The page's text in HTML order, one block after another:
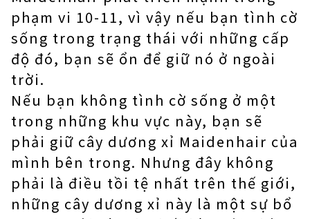
phạm vi 10-11, vì vậy nếu bạn tình cờ
sống trong trạng thái với những cấp
độ đó, bạn sẽ ổn để giữ nó ở ngoài
trời.
Nếu bạn không tình cờ sống ở một
trong những khu vực này, bạn sẽ
phải giữ cây dương xỉ Maidenhair của
mình bên trong. Nhưng đây không
phải là điều tồi tệ nhất trên thế giới,
những cây dương xỉ này là một sự bổ